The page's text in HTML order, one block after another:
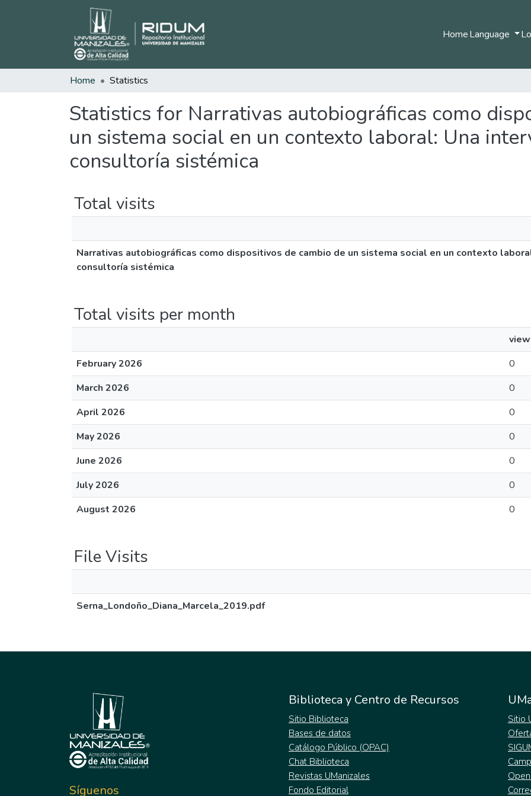
HomeLanguage
Home Statistics
Statistics for Narrativas autobiográficas como
un sistema social en un contexto laboral: Una
consultoría sistémica
Total visits
Narrativas autobiográficas como dispositivos de cambio de un sistema social en un contexto
consultoría sistémica
Total visits per month
February 2026
0
March 2026
0
April 2026
0
May 2026
0
June 2026
0
July 2026
0
August 2026
0
File Visits
Serna_Londoño_Diana_Marcela_2019.pdf
Síguenos
Biblioteca y Centro de Recursos
Sitio Biblioteca
Bases de datos
Catálogo Público (OPAC)
Chat Biblioteca
Revistas UManizales
Fondo Editorial
Sitio